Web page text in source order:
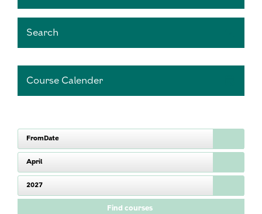
Search
Course Calender
FromDate
April
2027